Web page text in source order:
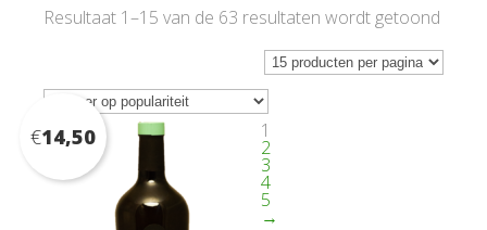
Resultaat 1–15 van de 63 resultaten wordt getoond
op
€14,50 1
2
3
4
5
→